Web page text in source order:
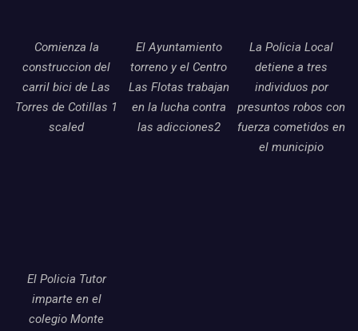
Comienza la
construccion del
carril bici de Las
Torres de Cotillas 1
scaled
El Ayuntamiento
torreno y el Centro
Las Flotas trabajan
en la lucha contra
las adicciones2
La Policia Local
detiene a tres
individuos por
presuntos robos con
fuerza cometidos en
el municipio
El Policia Tutor
imparte en el
colegio Monte